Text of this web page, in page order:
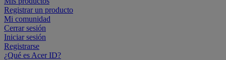
Registrar un producto
Mi comunidad
Cerrar sesión
Iniciar sesión
Registrarse
¿Qué es Acer ID?